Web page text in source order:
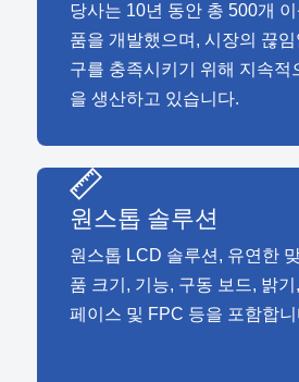
당사는 10년 동안 총 500개
품을 개발했으며, 시장의 끊
구를 충족시키기 위해 지속적
을 생산하고 있습니다.
원스톱 솔루션
원스톱 LCD 솔루션, 유연한
품 크기, 기능, 구동 보드, 밝
페이스 및 FPC 등을 포함합니